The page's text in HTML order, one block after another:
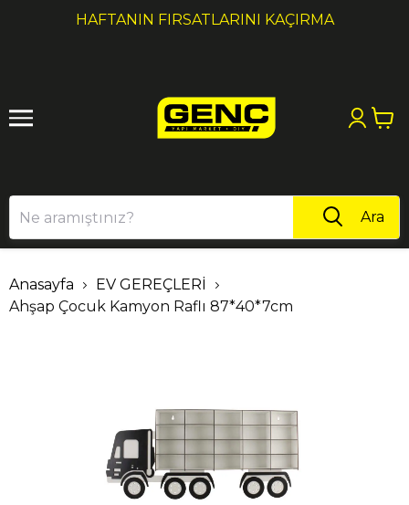
HAFTANIN FIRSATLARINI KAÇIRMA
1 2
Ara
Anasayfa
EV GEREÇLERİ
Ahşap Çocuk Kamyon Raflı 87*40*7cm